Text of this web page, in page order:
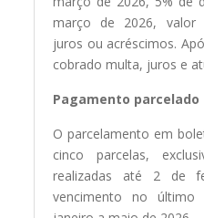
março de 2026, valor
juros ou acréscimos.
cobrado multa, juros e
Pagamento parcelado
O parcelamento em
cinco parcelas,
realizadas até 2 de
vencimento no